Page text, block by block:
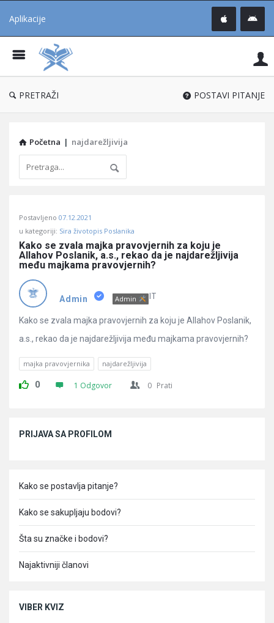
Aplikacije
®
PRETRAŽI POSTAVI PITANJE
Početna | najdarežljivija
Učene
Latest
Pitanja
Postavljeno 07.12.2021
u kategoriji: Sira životopis Poslanika
Kako se zvala majka pravovjernih za koju je
Allahov Poslanik, a.s., rekao da je najdarežljivija
među majkama pravovjernih?
Admin Admin IT
Kako se zvala majka pravovjernih za koju je Allahov Poslanik,
a.s., rekao da je najdarežljivija među majkama pravovjernih?
majka pravovjernika najdarežljivija
0 1 Odgovor 0 Prati
PRIJAVA SA PROFILOM
Kako se postavlja pitanje?
Kako se sakupljaju bodovi?
Šta su značke i bodovi?
Najaktivniji članovi
VIBER KVIZ